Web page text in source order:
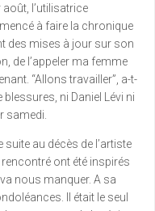
l’utilisatrice
à faire la chronique
des mises à jour sur son
de l’appeler ma femme
“Allons travailler”, a-t-
ni Daniel Lévi ni
samedi.
au décès de l’artiste
ont été inspirés
nous manquer. A sa
Il était le seul